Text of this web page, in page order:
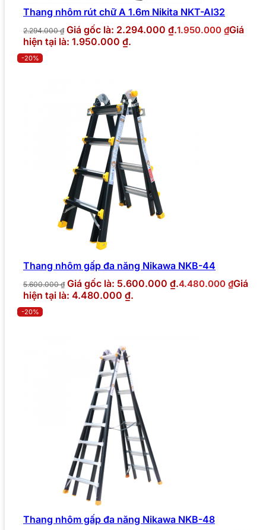
Thang nhôm rút chữ A 1.6m Nikita NKT-AI32
2.294.000₫ Giá gốc là: 2.294.000 ₫.1.950.000 ₫Giá
hiện tại là: 1.950.000 ₫.
-20%
Thang nhôm gấp đa năng Nikawa NKB-44
5.600.000₫ Giá gốc là: 5.600.000 ₫.4.480.000 ₫Giá
hiện tại là: 4.480.000 ₫.
-20%
Thang nhôm gấp đa năng Nikawa NKB-48